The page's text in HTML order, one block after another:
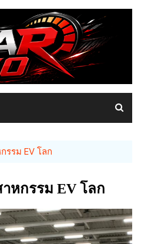
รรม EV โลก
หกรรม EV โลก